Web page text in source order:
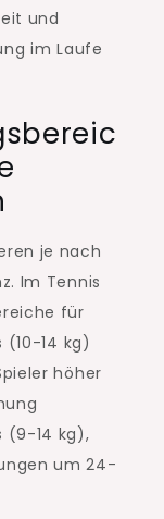
und
im Laufe
je nach
Im Tennis
für
14 kg)
höher
(9-14 kg),
um 24-